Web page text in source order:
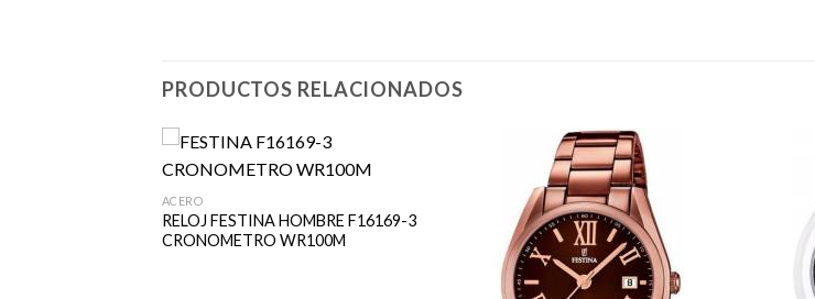
PRODUCTOS RELACIONADOS
ACERO
RELOJ FESTINA HOMBRE F16169-3
CRONOMETRO WR100M